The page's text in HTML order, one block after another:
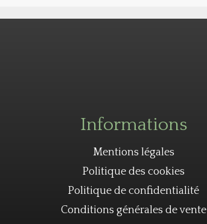
Informations
Mentions légales
Politique des cookies
Politique de confidentialité
Conditions générales de vente